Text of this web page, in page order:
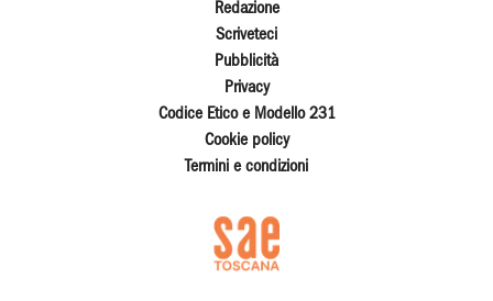
Redazione
Scriveteci
Pubblicità
Privacy
Codice Etico e Modello 231
Cookie policy
Termini e condizioni